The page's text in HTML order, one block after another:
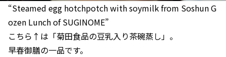
“Steamed egg hotchpotch with soymilk from Soshun G
ozen Lunch of SUGINOME”
こちら↑は「菊田食品の豆乳入り茶碗蒸し」。
早春御膳の一品です。